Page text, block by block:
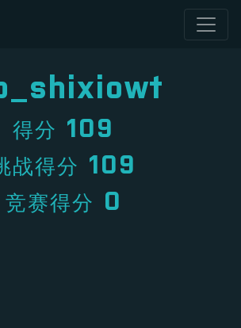
得分 109
战得分 109
竞赛得分 0